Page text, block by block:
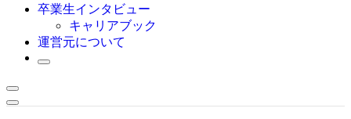
卒業生インタビュー
キャリアブック
運営元について